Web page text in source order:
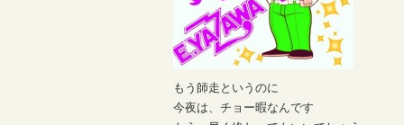
もう師走というのに
今夜は、チョー暇なんです